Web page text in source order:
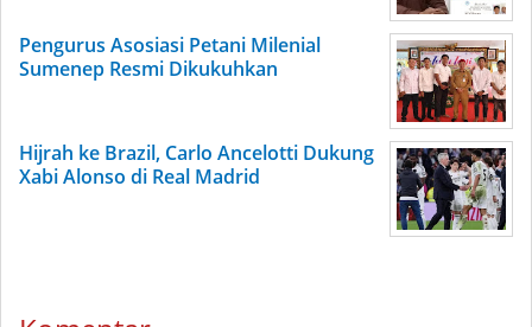
Pengurus Asosiasi Petani Milenial
Sumenep Resmi Dikukuhkan
Hijrah ke Brazil, Carlo Ancelotti Dukung
Xabi Alonso di Real Madrid